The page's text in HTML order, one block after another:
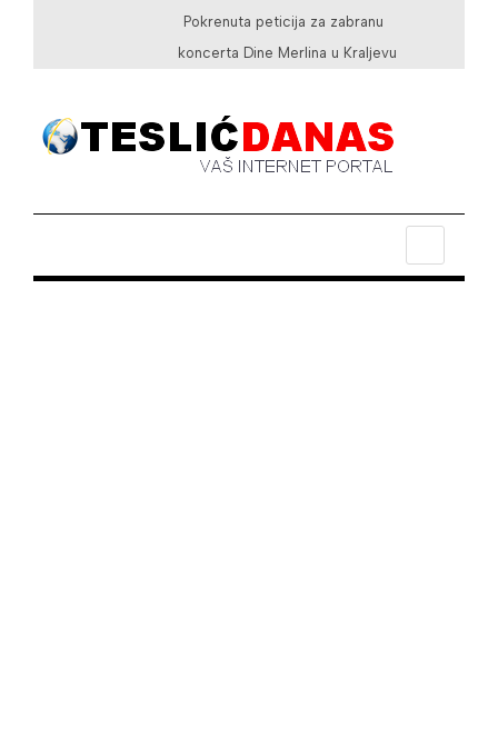
Pokrenuta peticija za zabranu
koncerta Dine Merlina u Kraljevu